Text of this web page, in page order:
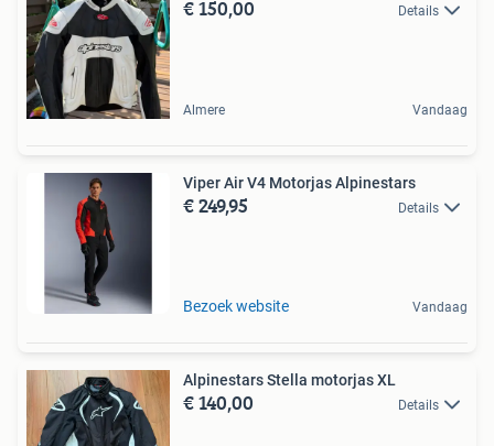
€ 150,00 Details
Almere Vandaag
Viper Air V4 Motorjas Alpinestars
€ 249,95 Details
Bezoek website Vandaag
Alpinestars Stella motorjas XL
€ 140,00 Details